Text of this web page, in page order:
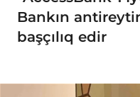
Bankın
başçılıq edir